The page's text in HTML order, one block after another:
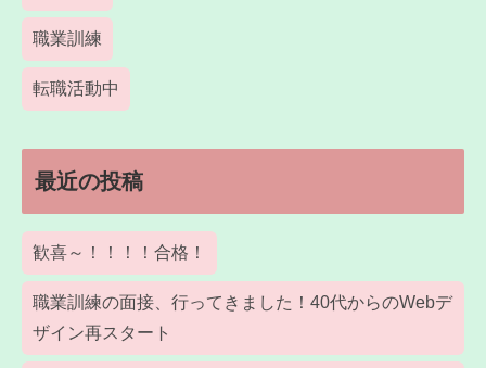
職業訓練
転職活動中
最近の投稿
歓喜～！！！！合格！
職業訓練の面接、行ってきました！40代からのWebデ
ザイン再スタート